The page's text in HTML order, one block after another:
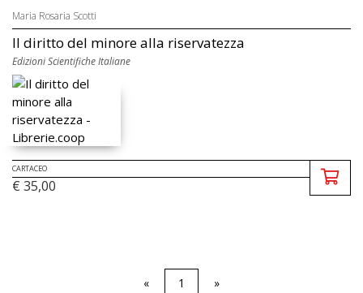
Maria Rosaria Scotti
Il diritto del minore alla riservatezza
Edizioni Scientifiche Italiane
CARTACEO
€ 35,00
« 1 »